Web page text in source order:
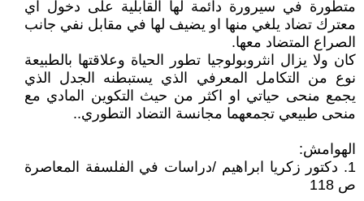
متطورة في سيرورة دائمة لها القابلية على دخول اي
معترك تضاد يلغي منها او يضيف لها في مقابل نفي جانب
الصراع المتضاد معها.
كان ولا يزال انثروبولوجيا تطور الحياة وعلاقتها بالطبيعة
نوع من التكامل المعرفي الذي يستبطنه الجدل الذي
يجمع منحى حياتي او اكثر من حيث التكوين المادي مع
منحى طبيعي تجمعهما مجانسة التضاد التطوري..
الهوامش:
1. دكتور زكريا ابراهيم /دراسات في الفلسفة المعاصرة
ص 118